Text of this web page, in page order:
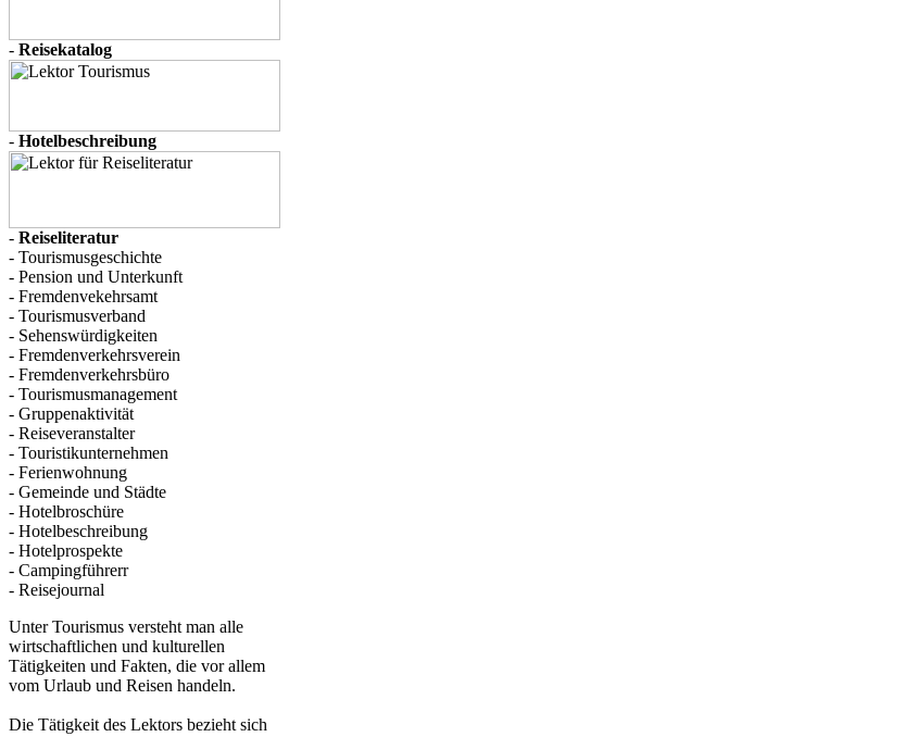
- Reisekatalog
- Hotelbeschreibung
- Reiseliteratur
- Tourismusgeschichte
- Pension und Unterkunft
- Fremdenvekehrsamt
- Tourismusverband
- Sehenswürdigkeiten
- Fremdenverkehrsverein
- Fremdenverkehrsbüro
- Tourismusmanagement
- Gruppenaktivität
- Reiseveranstalter
- Touristikunternehmen
- Ferienwohnung
- Gemeinde und Städte
- Hotelbroschüre
- Hotelbeschreibung
- Hotelprospekte
- Campingführerr
- Reisejournal
Unter Tourismus versteht man alle
wirtschaftlichen und kulturellen
Tätigkeiten und Fakten, die vor allem
vom Urlaub und Reisen handeln.
Die Tätigkeit des Lektors bezieht sich